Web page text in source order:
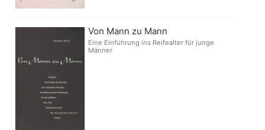
Von Mann zu Mann
Eine Einführung ins Reifealter für junge
Männer